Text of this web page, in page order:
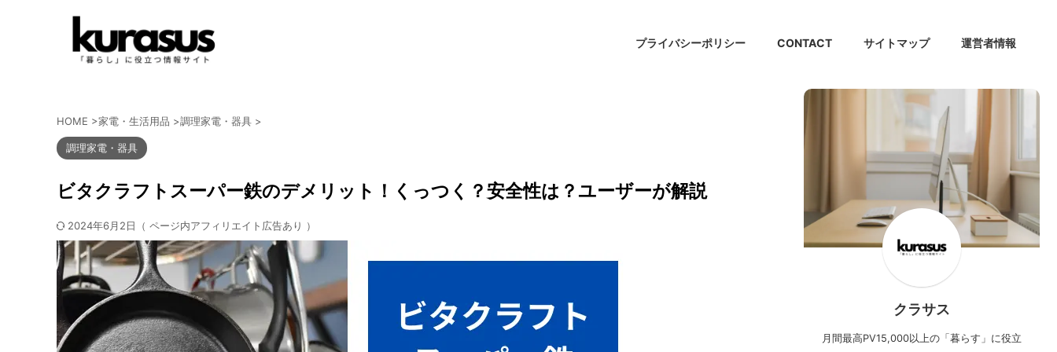
プライバシーポリシー CONTACT サイトマップ 運営者情報
HOME >家電・生活用品 >調理家電・器具 >
調理家電・器具
ビタクラフトスーパー鉄のデメリット！くっつく？安全性は？ユーザーが解説
2024年6月2日
クラサス
月間最高PV15,000以上の「暮らす」に役立